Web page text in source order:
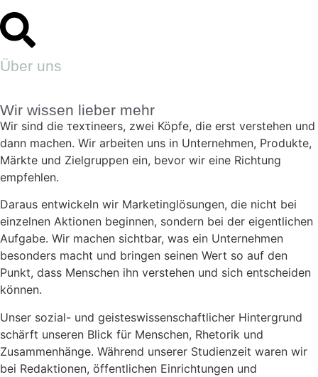
Über uns
Wir wissen lieber mehr
Wir sind die τexτineers, zwei Köpfe, die erst verstehen und
dann machen. Wir arbeiten uns in Unternehmen, Produkte,
Märkte und Zielgruppen ein, bevor wir eine Richtung
empfehlen.
Daraus entwickeln wir Marketinglösungen, die nicht bei
einzelnen Aktionen beginnen, sondern bei der eigentlichen
Aufgabe. Wir machen sichtbar, was ein Unternehmen
besonders macht und bringen seinen Wert so auf den
Punkt, dass Menschen ihn verstehen und sich entscheiden
können.
Unser sozial- und geisteswissenschaftlicher Hintergrund
schärft unseren Blick für Menschen, Rhetorik und
Zusammenhänge. Während unserer Studienzeit waren wir
bei Redaktionen, öffentlichen Einrichtungen und